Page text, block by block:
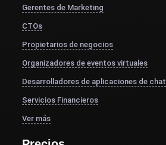
Gerentes de Marketing
CTOs
Propietarios de negocios
Organizadores de eventos virtuales
Desarrolladores de aplicaciones de chat
Servicios Financieros
Ver más